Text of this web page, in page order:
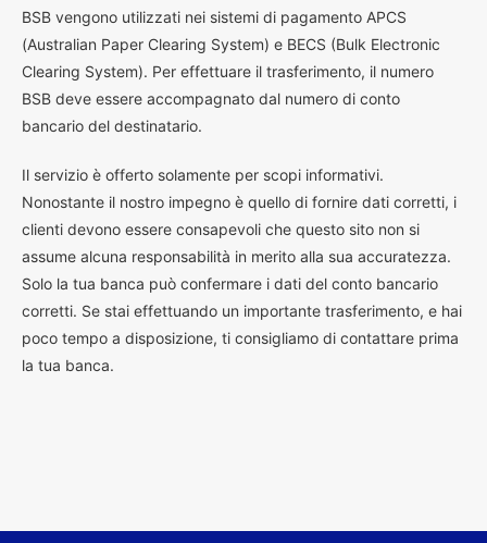
BSB vengono utilizzati nei sistemi di pagamento APCS
(Australian Paper Clearing System) e BECS (Bulk Electronic
Clearing System). Per effettuare il trasferimento, il numero
BSB deve essere accompagnato dal numero di conto
bancario del destinatario.
Il servizio è offerto solamente per scopi informativi.
Nonostante il nostro impegno è quello di fornire dati corretti, i
clienti devono essere consapevoli che questo sito non si
assume alcuna responsabilità in merito alla sua accuratezza.
Solo la tua banca può confermare i dati del conto bancario
corretti. Se stai effettuando un importante trasferimento, e hai
poco tempo a disposizione, ti consigliamo di contattare prima
la tua banca.